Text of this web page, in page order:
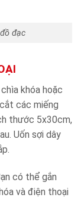
đạc
khóa hoặc
các miếng
thước 5x30cm,
Uốn sợi dây
có thể gắn
và điện thoại